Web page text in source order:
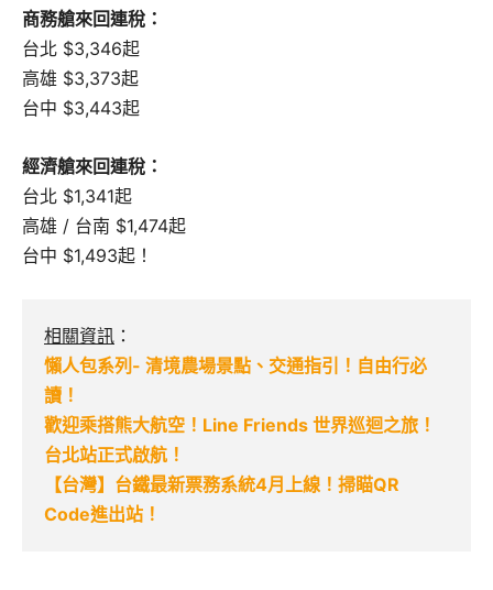
商務艙來回連稅：
台北 $3,346起
高雄 $3,373起
台中 $3,443起
經濟艙來回連稅：
台北 $1,341起
高雄 / 台南 $1,474起
台中 $1,493起！
相關資訊 ：
懶人包系列- 清境農場景點、交通指引！自由行必
讀！
歡迎乘搭熊大航空！Line Friends 世界巡迴之旅！
台北站正式啟航！
【台灣】台鐵最新票務系統4月上線！掃瞄QR
Code進出站！